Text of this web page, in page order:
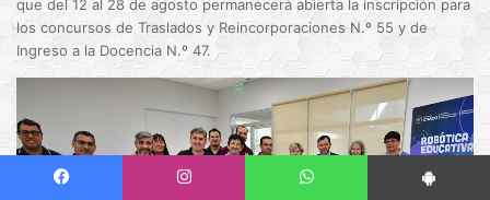
que del 12 al 28 de agosto permanecerá abierta la inscripción para
los concursos de Traslados y Reincorporaciones N.º 55 y de
Ingreso a la Docencia N.º 47.